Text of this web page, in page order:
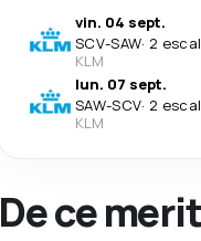
vin. 04 sept.
SCV-SAW· 2
KLM
lun. 07 sept.
SAW-SCV· 2
KLM
De ce